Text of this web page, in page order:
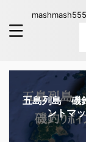
五島列島 磯
ントマ